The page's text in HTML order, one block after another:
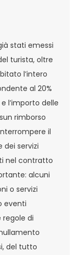
stati emessi
turista, oltre
l’intero
al 20%
l’importo delle
rimborso
il
dei servizi
nel contratto
alcuni
o servizi
eventi
di
del tutto